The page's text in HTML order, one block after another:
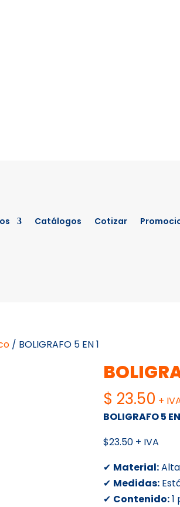
Catálogos Cotizar
/ BOLIGRAFO 5 EN 1
$ 23.50 +
BOLIGRAFO 5
$23.50 + IVA
✔ Material:
✔ Medidas:
✔ Contenido:1